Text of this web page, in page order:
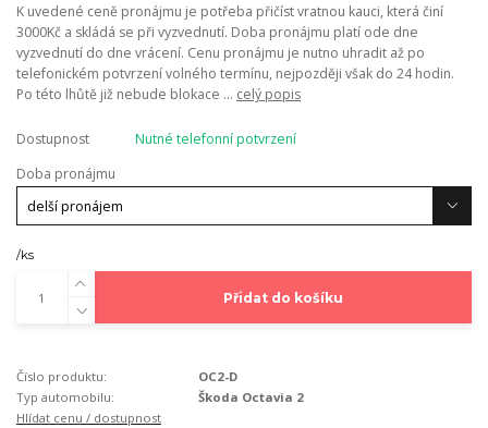
K uvedené ceně pronájmu je potřeba přičíst vratnou kauci, která činí
3000Kč a skládá se při vyzvednutí. Doba pronájmu platí ode dne
vyzvednutí do dne vrácení. Cenu pronájmu je nutno uhradit až po
telefonickém potvrzení volného termínu, nejpozději však do 24 hodin.
Po této lhůtě již nebude blokace ... celý popis
Dostupnost
Nutné telefonní potvrzení
Doba pronájmu
/ks
Přidat do košíku
Číslo produktu:
OC2-D
Typ automobilu:
Škoda Octavia 2
Hlídat cenu / dostupnost